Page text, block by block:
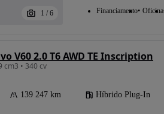
1 / 6 Financiamento Oficina
V60 2.0 T6 AWD TE Inscription
cm3 • 340 cv
139 247 km Híbrido Plug-In